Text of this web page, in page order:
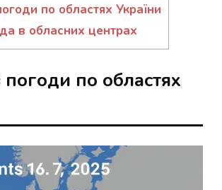
по областях України
в обласних центрах
по областях